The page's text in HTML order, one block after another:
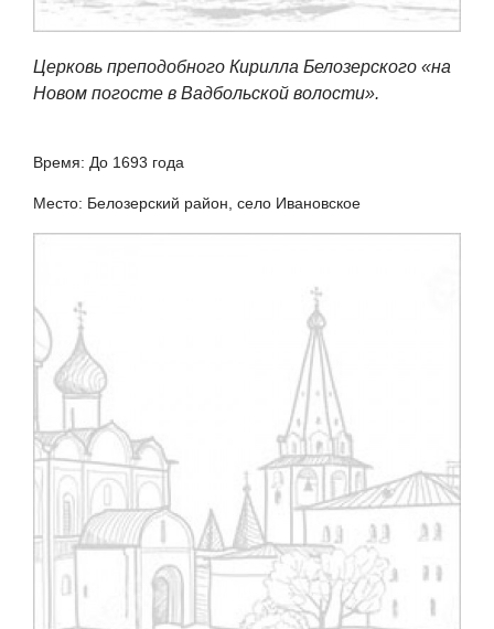
Церковь преподобного Кирилла Белозерского «на
Новом погосте в Вадбольской волости».
Время: До 1693 года
Место: Белозерский район, село Ивановское